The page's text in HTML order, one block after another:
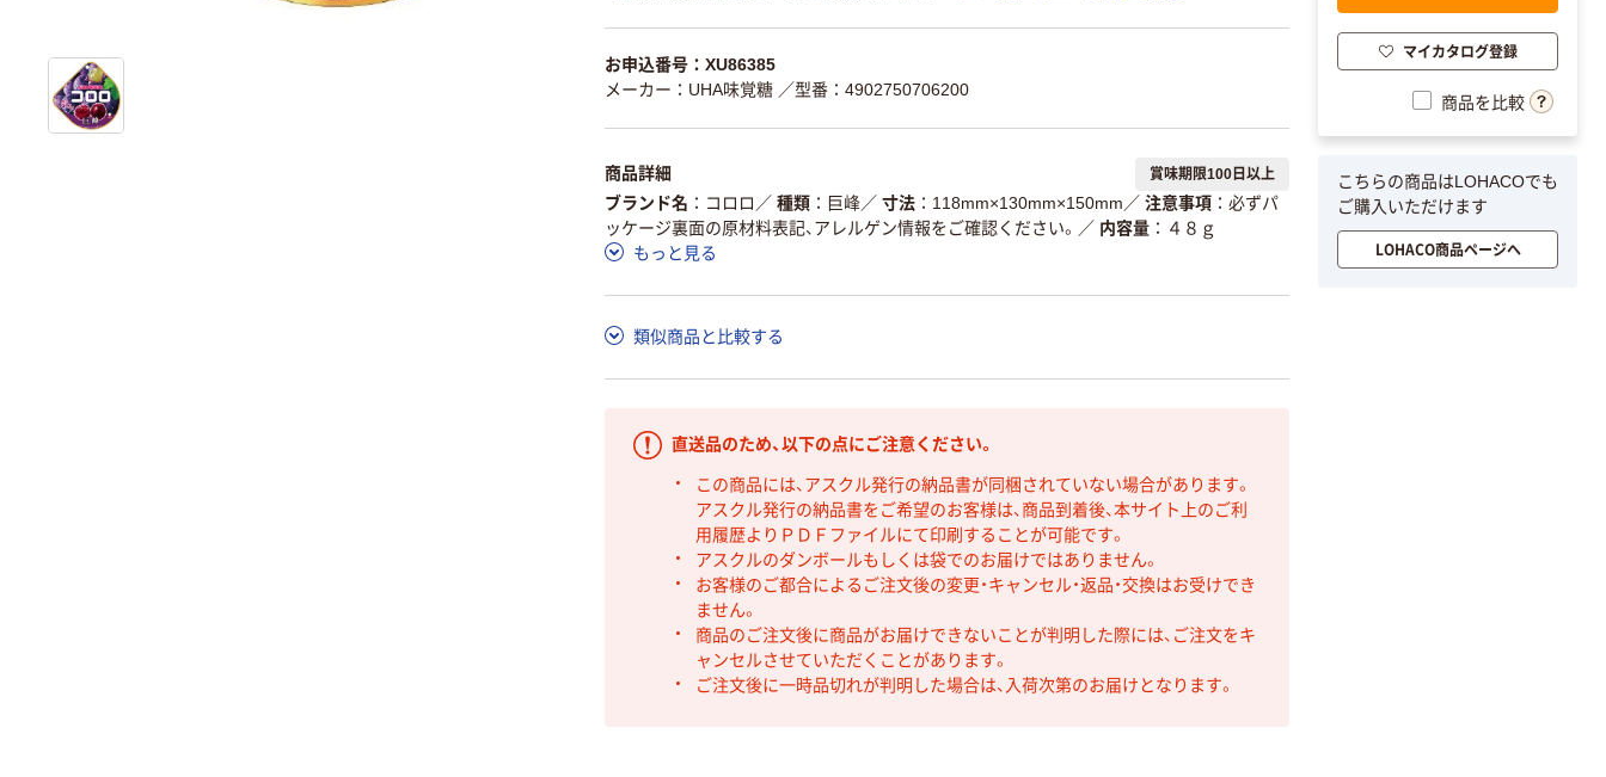
お申込番号：XU86385
メーカー：UHA味覚糖 ／型番：4902750706200
商品詳細 賞味期限100日以上
ブランド名 コロロ ／ 種類 巨峰／ 寸法 118mm×130mm×150mm ／ 注意事項
必ずパ
ッケージ裏面の原材料表記、アレルゲン情報をご確認ください。 ／ 内容量
４８ｇ
もっと見る
類似商品と比較する
直送品のため、以下の点にご注意ください。
この商品には、アスクル発行の納品書が同梱されていない場合があります。
アスクル発行の納品書をご希望のお客様は、商品到着後、本サイト上のご利
用履歴よりＰＤＦファイルにて印刷することが可能です。
アスクルのダンボールもしくは袋でのお届けではありません。
お客様のご都合によるご注文後の変更・キャンセル・返品・交換はお受けでき
ません。
商品のご注文後に商品がお届けできないことが判明した際には、ご注文をキ
ャンセルさせていただくことがあります。
ご注文後に一時品切れが判明した場合は、入荷次第のお届けとなります。
マイカタログ登録
商品を比較
こちらの商品はLOHACOでも
ご購入いただけます
LOHACO商品ページへ